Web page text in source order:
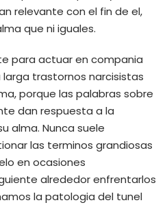
relevante con el fin de el,
que ni iguales.
para actuar en compania
trastornos narcisistas
porque las palabras sobre
dan respuesta a la
alma. Nunca suele
las terminos grandiosas
en ocasiones
alrededor enfrentarlos
la patologi­a del tunel